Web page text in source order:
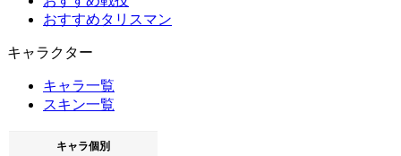
おすすめタリスマン
キャラクター
キャラ一覧
スキン一覧
キャラ個別